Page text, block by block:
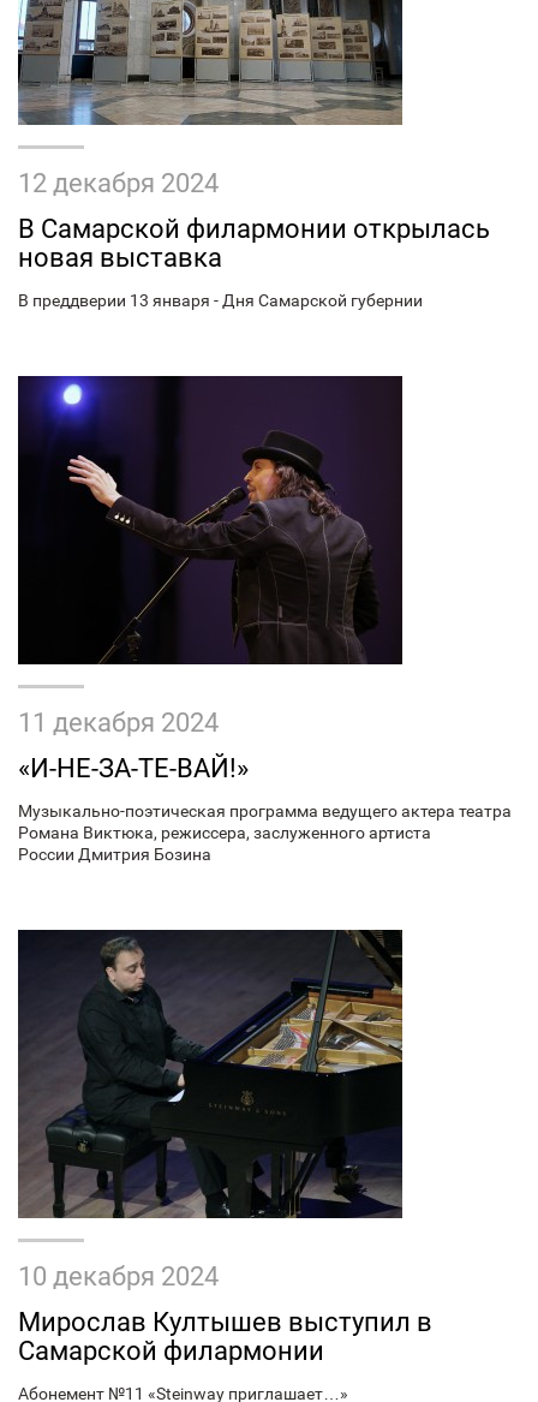
12 декабря 2024
В Самарской филармонии открылась
новая выставка
В преддверии 13 января - Дня Самарской губернии
11 декабря 2024
«И-НЕ-ЗА-ТЕ-ВАЙ!»
Музыкально-поэтическая программа ведущего актера театра
Романа Виктюка, режиссера, заслуженного артиста
России Дмитрия Бозина
10 декабря 2024
Мирослав Култышев выступил в
Самарской филармонии
Абонемент №11 «Steinway приглашает…»